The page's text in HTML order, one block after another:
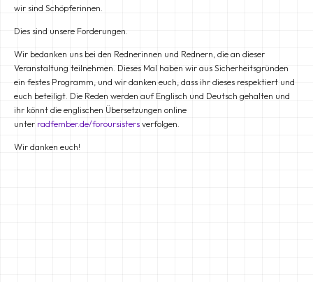
wir sind Schöpferinnen.
Dies sind unsere Forderungen.
Wir bedanken uns bei den Rednerinnen und Rednern, die an dieser
Veranstaltung teilnehmen. Dieses Mal haben wir aus Sicherheitsgründen
ein festes Programm, und wir danken euch, dass ihr dieses respektiert und
euch beteiligt. Die Reden werden auf Englisch und Deutsch gehalten und
ihr könnt die englischen Übersetzungen online
unter radfember.de/foroursisters verfolgen.
Wir danken euch!